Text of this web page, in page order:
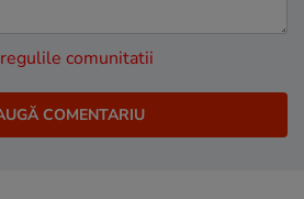
regulile comunitatii